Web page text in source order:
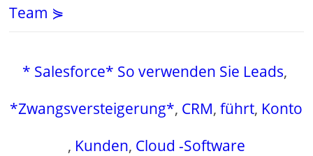
Team ⋟
* Salesforce* So verwenden Sie Leads,
*Zwangsversteigerung*, CRM,führt, Konto
, Kunden, Cloud -Software